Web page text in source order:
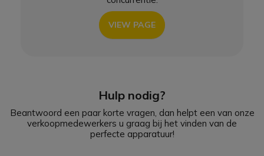
VIEW PAGE
Hulp nodig?
Beantwoord een paar korte vragen, dan helpt een van onze
verkoopmedewerkers u graag bij het vinden van de
perfecte apparatuur!